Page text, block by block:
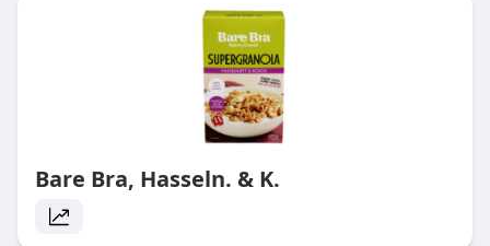
Bare Bra, Hasseln. & K.